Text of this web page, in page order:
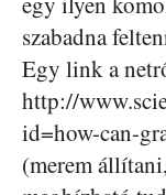
szabadna
Egy link a
http://
id=how-can-
(merem